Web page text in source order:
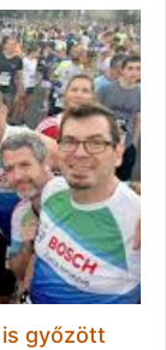
győzött